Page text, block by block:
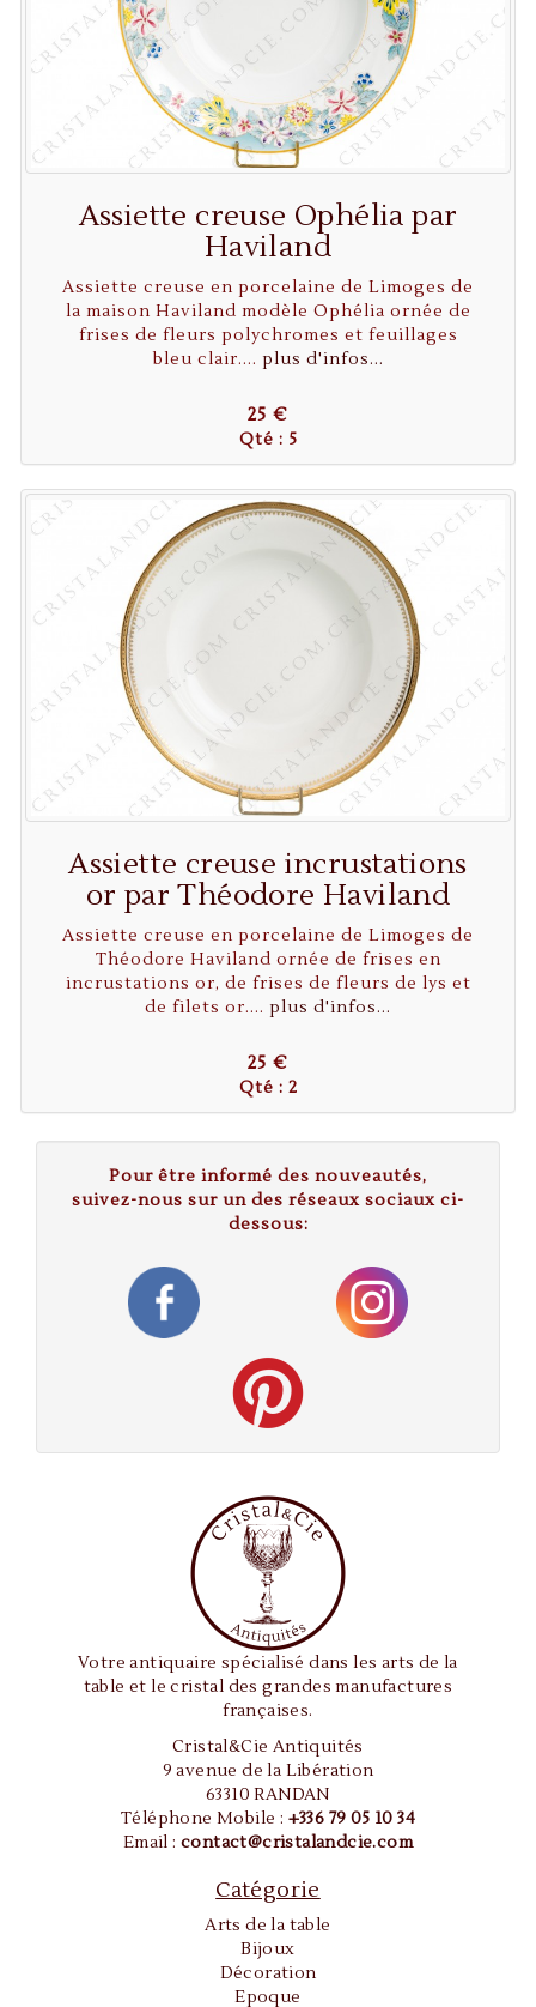
Assiette creuse Ophélia par
Haviland
Assiette creuse en porcelaine de Limoges de
la maison Haviland modèle Ophélia ornée de
frises de fleurs polychromes et feuillages
bleu clair.... plus d'infos...
25 €
Qté : 5
Assiette creuse incrustations
or par Théodore Haviland
Assiette creuse en porcelaine de Limoges de
Théodore Haviland ornée de frises en
incrustations or, de frises de fleurs de lys et
de filets or.... plus d'infos...
25 €
Qté : 2
Pour être informé des nouveautés,
suivez-nous sur un des réseaux sociaux ci-
dessous:
Votre antiquaire spécialisé dans les arts de la
table et le cristal des grandes manufactures
françaises.
Cristal&Cie Antiquités
9 avenue de la Libération
63310 RANDAN
Téléphone Mobile : +336 79 05 10 34
Email :contact@cristalandcie.com
Catégorie
Arts de la table
Bijoux
Décoration
Epoque